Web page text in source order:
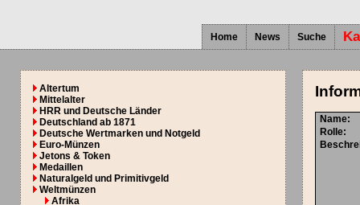
Home News Suche
Altertum
Mittelalter
HRR und Deutsche Länder
Deutschland ab 1871
Deutsche Wertmarken und Notgeld
Euro-Münzen
Jetons & Token
Medaillen
Naturalgeld und Primitivgeld
Weltmünzen
Afrika
Name:
Rolle: